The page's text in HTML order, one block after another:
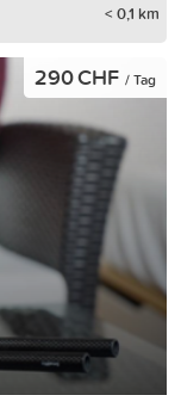
< 0,1 km
290 CHF / Tag